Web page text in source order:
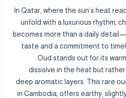
In Qatar, where the sun’s heat
unfold with a luxurious rhythm,
becomes more than a daily
taste and a commitment to
Oud stands out for its
dissolve in the heat but
deep aromatic layers. This rare
in Cambodia, offers earthy,